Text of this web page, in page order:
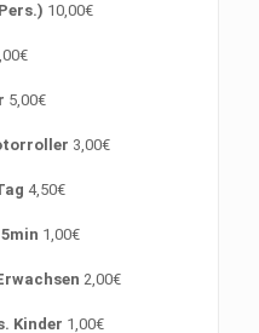
10,00€
5,00€
3,00€
4,50€
1,00€
2,00€
Kinder 1,00€